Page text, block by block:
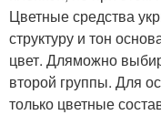
Цветные средства
структуру и тон
цвет. Дляможно
второй группы. Для
только цветные